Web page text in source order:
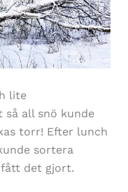
lite
all snö kunde
torr! Efter lunch
sortera
det gjort.